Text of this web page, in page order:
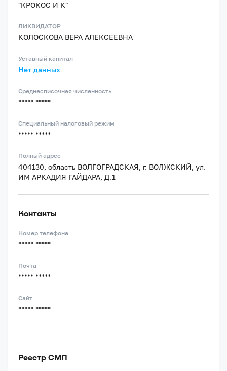
"КРОКОС И К"
ЛИКВИДАТОР
КОЛОСКОВА ВЕРА АЛЕКСЕЕВНА
Уставный капитал
Нет данных
Среднесписочная численность
***** *****
Специальный налоговый режим
***** *****
Полный адрес
404130, область ВОЛГОГРАДСКАЯ, г. ВОЛЖСКИЙ, ул.
ИМ АРКАДИЯ ГАЙДАРА, Д.1
Контакты
Номер телефона
***** *****
Почта
***** *****
Сайт
***** *****
Реестр СМП